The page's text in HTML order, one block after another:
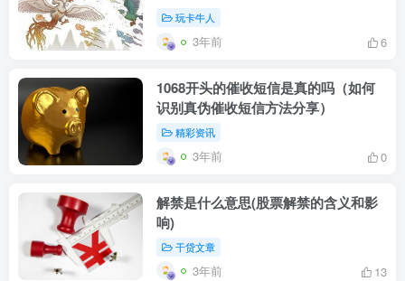
玩卡牛人
3年前 6
1068开头的催收短信是真的吗（如何
识别真伪催收短信方法分享）
精彩资讯
3年前 0
解禁是什么意思(股票解禁的含义和影
响)
干贷文章
3年前 13